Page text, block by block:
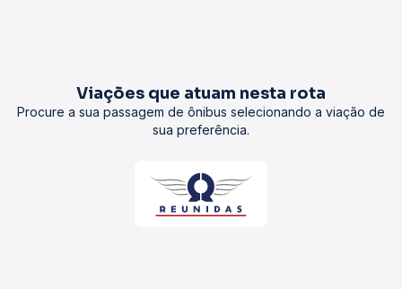
Viações que atuam nesta rota
Procure a sua passagem de ônibus selecionando a viação de
sua preferência.